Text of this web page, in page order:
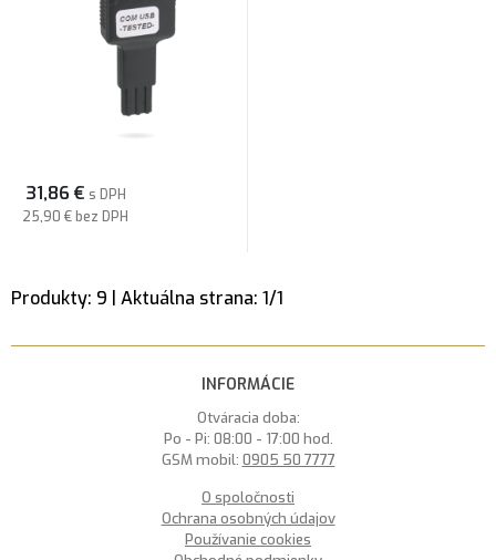
31,86 € s DPH
25,90 € bez DPH
Produkty: 9 | Aktuálna strana: 1/1
INFORMÁCIE
Otváracia doba:
Po - Pi: 08:00 - 17:00 hod.
GSM mobil: 0905 50 7777
O spoločnosti
Ochrana osobných údajov
Používanie cookies